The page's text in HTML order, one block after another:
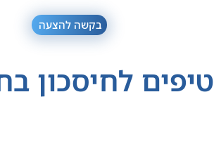
בקשה להצעה
טיפים לחיסכון